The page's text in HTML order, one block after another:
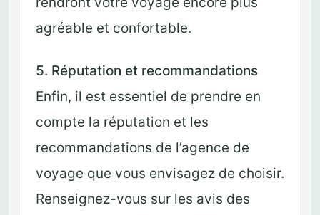
agréable et confortable.
5. Réputation et recommandations
Enfin, il est essentiel de prendre en
compte la réputation et les
recommandations de l’agence de
voyage que vous envisagez de choisir.
Renseignez-vous sur les avis des